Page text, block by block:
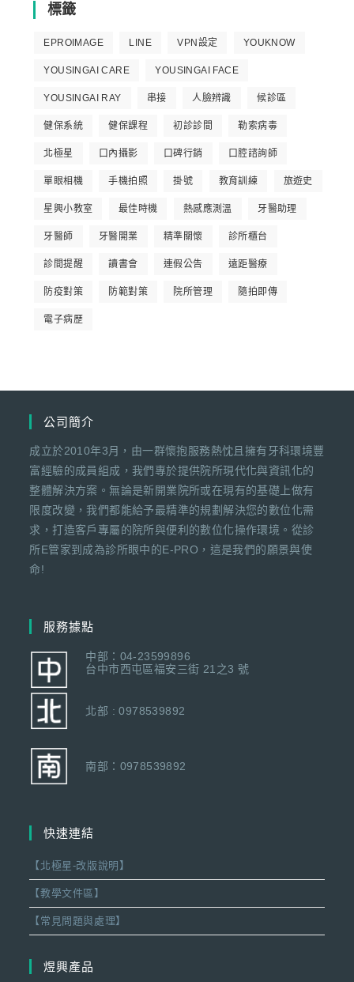
標籤
EPROIMAGE LINE VPN設定 YOUKNOW
YOUSINGAI CARE YOUSINGAI FACE
YOUSINGAI RAY 串接 人臉辨識 候診區
健保系統 健保課程 初診診間 勒索病毒
北極星 口內攝影 口碑行銷 口腔諮詢師
單眼相機 手機拍照 掛號 教育訓練 旅遊史
星興小教室 最佳時機 熱感應測溫 牙醫助理
牙醫師 牙醫開業 精準關懷 診所櫃台
診間提醒 讀書會 連假公告 遠距醫療
防疫對策 防範對策 院所管理 隨拍即傳
電子病歷
公司簡介
成立於2010年3月，由一群懷抱服務熱忱且擁有牙科環境豐
富經驗的成員組成，我們專於提供院所現代化與資訊化的
整體解決方案。無論是新開業院所或在現有的基礎上做有
限度改變，我們都能給予最精準的規劃解決您的數位化需
求，打造客戶專屬的院所與便利的數位化操作環境。從診
所E管家到成為診所眼中的E-PRO，這是我們的願景與使
命!
服務據點
中部：04-23599896
台中市西屯區福安三街 21之3 號
北部 : 0978539892
南部：0978539892
快速連結
【北極星-改版說明】
【教學文件區】
【常見問題與處理】
煜興產品